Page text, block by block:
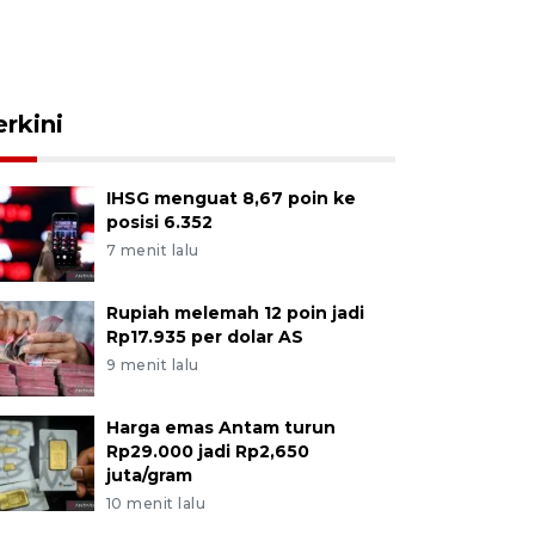
IHSG menguat 8,67 poin ke
posisi 6.352
7 menit lalu
Rupiah melemah 12 poin jadi
Rp17.935 per dolar AS
9 menit lalu
Harga emas Antam turun
Rp29.000 jadi Rp2,650
juta/gram
10 menit lalu